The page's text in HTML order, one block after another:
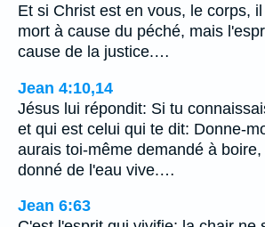
Et si Christ est en vous, le corps,
mort à cause du péché, mais
cause de la justice.…
Jean 4:10,14
Jésus lui répondit: Si tu
et qui est celui qui te dit: Donne-
aurais toi-même demandé à
donné de l'eau vive.…
Jean 6:63